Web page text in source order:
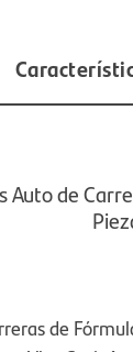
Auto de
de